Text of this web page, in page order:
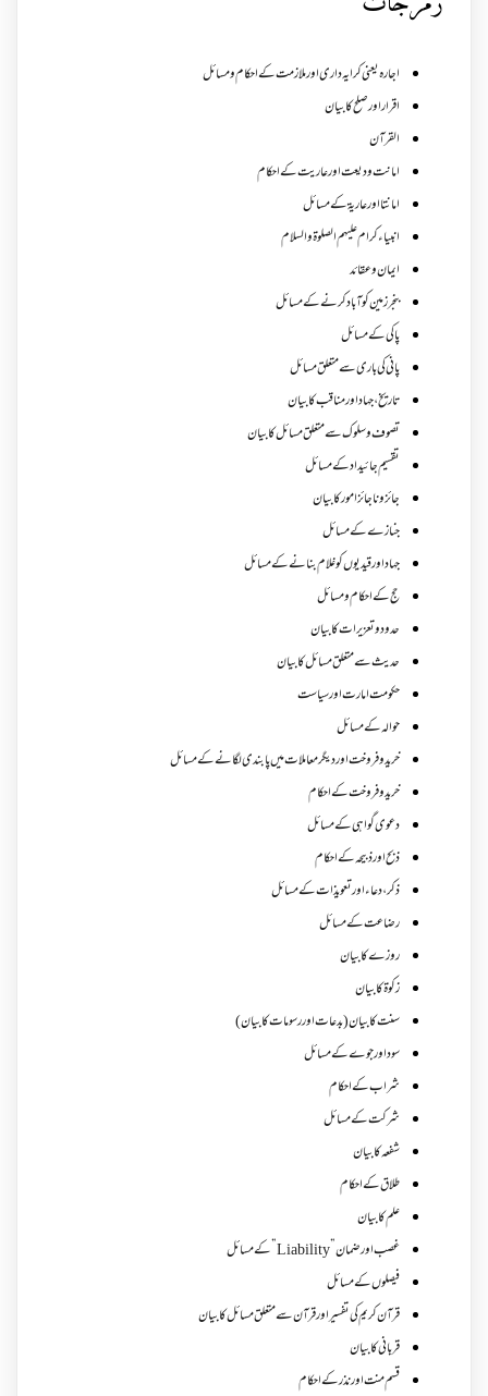
اجارہ یعنی کرایہ داری اور ملازمت کے احکام و مسائل
اقرار اور صلح کا بیان
القرآن
امانت ودیعت اورعاریت کے احکام
امانتا اور عاریة کے مسائل
انبیاء کرام علیہم الصلوۃ والسلام
ایمان وعقائد
بنجر زمین کو آباد کرنے کے مسائل
پاکی کے مسائل
پانی کی باری سے متعلق مسائل
تاریخ،جہاد اور مناقب کا بیان
تصوف و سلوک سے متعلق مسائل کا بیان
تقسیم جائیداد کے مسائل
جائز و ناجائزامور کا بیان
جنازے کےمسائل
جہاد اور قیدیوں کو غلام بنانے کے مسائل
حج کے احکام ومسائل
حدود و تعزیرات کا بیان
حدیث سے متعلق مسائل کا بیان
حکومت امارت اور سیاست
حوالہ کے مسائل
خرید و فروخت اور دیگر معاملات میں پابندی لگانے کے مسائل
خرید و فروخت کے احکام
دعوی گواہی کے مسائل
ذبح اور ذبیحہ کے احکام
ذکر،دعاء اور تعویذات کے مسائل
رضاعت کے مسائل
روزے کا بیان
زکوة کابیان
سنت کا بیان (بدعات اور رسومات کا بیان)
سود اور جوے کے مسائل
شراب کے احکام
شرکت کے مسائل
شفعہ کا بیان
طلاق کے احکام
علم کا بیان
غصب اورضمان”Liability” کے مسائل
فیصلوں کے مسائل
قرآن کریم کی تفسیر اور قرآن سے متعلق مسائل کا بیان
قربانی کا بیان
قسم منت اور نذر کے احکام